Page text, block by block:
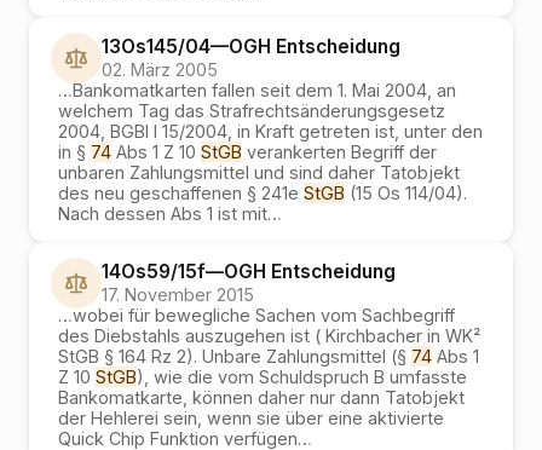
13Os145/04—OGH Entscheidung
02. März 2005
…Bankomatkarten fallen seit dem 1. Mai 2004, an
welchem Tag das Strafrechtsänderungsgesetz
2004, BGBl I 15/2004, in Kraft getreten ist, unter den
in § 74 Abs 1 Z 10 StGB verankerten Begriff der
unbaren Zahlungsmittel und sind daher Tatobjekt
des neu geschaffenen § 241e StGB (15 Os 114/04).
Nach dessen Abs 1 ist mit…
14Os59/15f—OGH Entscheidung
17. November 2015
…wobei für bewegliche Sachen vom Sachbegriff
des Diebstahls auszugehen ist ( Kirchbacher in WK²
StGB § 164 Rz 2). Unbare Zahlungsmittel (§ 74 Abs 1
Z 10 StGB), wie die vom Schuldspruch B umfasste
Bankomatkarte, können daher nur dann Tatobjekt
der Hehlerei sein, wenn sie über eine aktivierte
Quick Chip Funktion verfügen…